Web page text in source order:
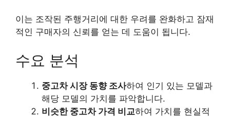
이는 조작된 주행거리에 대한 우려를 완화하고 잠재
적인 구매자의 신뢰를 얻는 데 도움이 됩니다.
수요 분석
중고차 시장 동향 조사하여 인기 있는 모델과
해당 모델의 가치를 파악합니다.
비슷한 중고차 가격 비교하여 가치를 현실적